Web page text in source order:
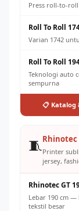
Press roll-to-roll
Roll To Roll
Varian 1742
Roll To Roll
Teknologi auto
sempurna
📋 Katalog
🧵Rhinotec
Printer
jersey,
Rhinotec GT
Lebar 190 cm
tekstil besar